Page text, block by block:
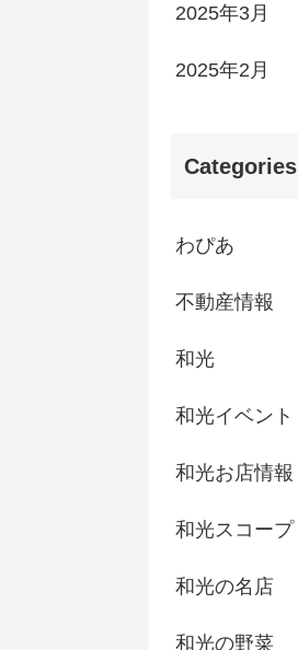
2025年3月
2025年2月
Categories
わぴあ
不動産情報
和光
和光イベント
和光お店情報
和光スコープ
和光の名店
和光の野菜